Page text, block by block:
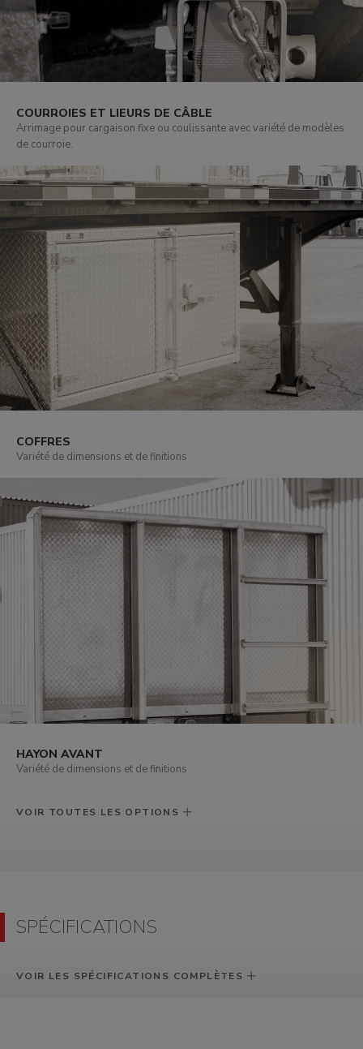
COURROIES ET LIEURS DE CÂBLE
Arrimage pour cargaison fixe ou coulissante avec variété de modèles
de courroie.
COFFRES
Variété de dimensions et de finitions
HAYON AVANT
Variété de dimensions et de finitions
VOIR TOUTES LES OPTIONS
SPÉCIFICATIONS
VOIR LES SPÉCIFICATIONS COMPLÈTES